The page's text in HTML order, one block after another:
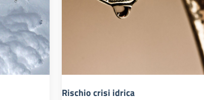
Rischio crisi idrica